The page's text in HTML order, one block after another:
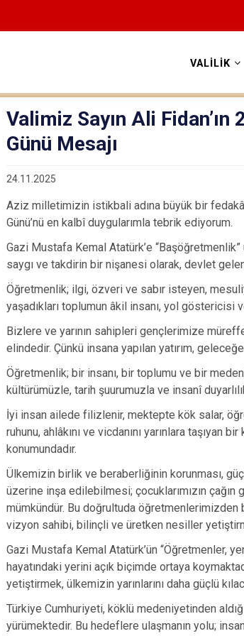
VALİLİK
Valimiz Sayın Ali
Günü Mesajı
24.11.2025
Aziz milletimizin istikbali adına büyük bir
Günü’nü en kalbî duygularımla tebrik ediyorum.
Gazi Mustafa Kemal Atatürk’e
saygı ve takdirin bir nişanesi olarak, devlet
Öğretmenlik; ilgi, özveri ve sabır isteyen,
yaşadıkları toplumun âkil insanı, yol göstericisi
Bizlere ve yarının sahipleri gençlerimize
elindedir. Çünkü insana yapılan yatırım, geleceğe
Öğretmenlik; bir insanı, bir toplumu ve bir
kültürümüzle, tarih şuurumuzla ve insanî
İyi insan ailede filizlenir, mektepte kök salar,
ruhunu, ahlâkını ve vicdanını yarınlara
konumundadır.
Ülkemizin birlik ve beraberliğinin korunması,
üzerine inşa edilebilmesi; çocuklarımızın
mümkündür. Bu doğrultuda
vizyon sahibi, bilinçli ve üretken nesiller
Gazi Mustafa Kemal Atatürk’ün “Öğretmenler,
hayatındaki yerini açık biçimde ortaya
yetiştirmek, ülkemizin yarınlarını daha güçlü
Türkiye Cumhuriyeti, köklü medeniyetinden
yürümektedir. Bu hedeflere ulaşmanın yolu;